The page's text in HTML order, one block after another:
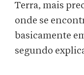
Terra, mais
onde se
basicamente
segundo